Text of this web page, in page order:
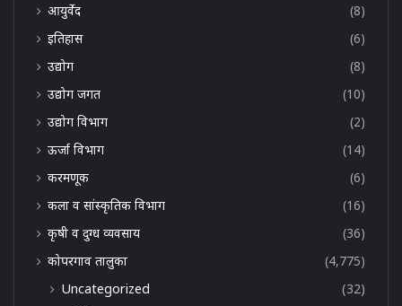
आयुर्वेद
(8)
इतिहास
(6)
उद्योग
(8)
उद्योग जगत
(10)
उद्योग विभाग
(2)
ऊर्जा विभाग
(14)
करमणूक
(6)
कला व सांस्कृतिक विभाग
(16)
कृषी व दुग्ध व्यवसाय
(36)
कोपरगाव तालुका
(4,775)
Uncategorized
(32)